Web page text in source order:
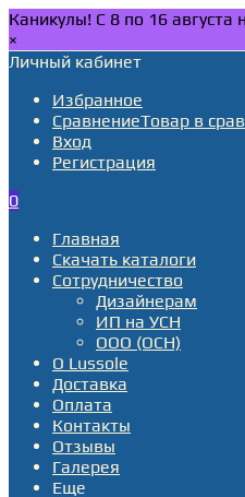
Каникулы! С 8 по 16
×
Личный кабинет
Избранное
СравнениеТовар в
Вход
Регистрация
0
Главная
Скачать каталоги
Сотрудничество
Дизайнерам
ИП на УСН
ООО (ОСН)
О Lussole
Доставка
Оплата
Контакты
Отзывы
Галерея
Еще